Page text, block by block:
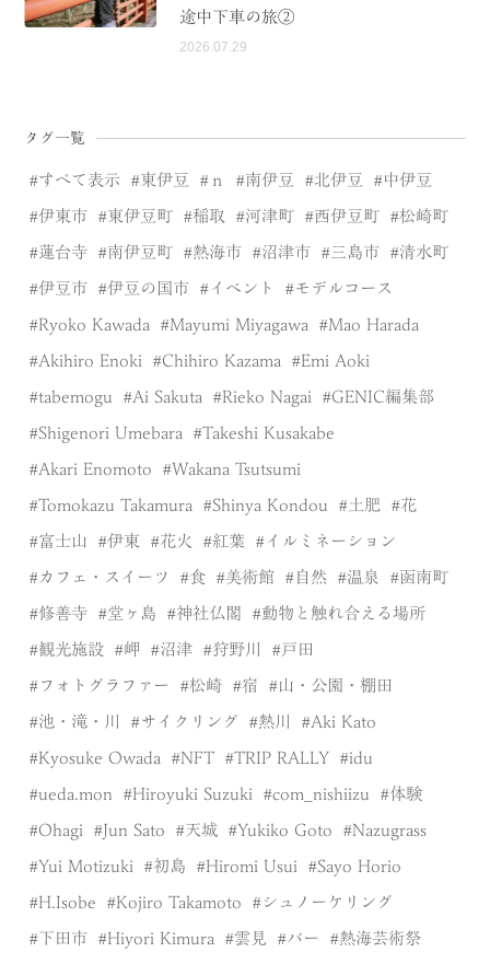
途中下車の旅②
2026.07.29
タグ一覧
すべて表示 東伊豆 ｎ 南伊豆 北伊豆 中伊豆
伊東市 東伊豆町 稲取 河津町 西伊豆町 松崎町
蓮台寺 南伊豆町 熱海市 沼津市 三島市 清水町
伊豆市 伊豆の国市 イベント モデルコース
Ryoko Kawada Mayumi Miyagawa Mao Harada
Akihiro Enoki Chihiro Kazama Emi Aoki
tabemogu Ai Sakuta Rieko Nagai GENIC編集部
Shigenori Umebara Takeshi Kusakabe
Akari Enomoto Wakana Tsutsumi
Tomokazu Takamura Shinya Kondou 土肥 花
富士山 伊東 花火 紅葉 イルミネーション
カフェ・スイーツ 食 美術館 自然 温泉 函南町
修善寺 堂ヶ島 神社仏閣 動物と触れ合える場所
観光施設 岬 沼津 狩野川 戸田
フォトグラファー 松崎 宿 山・公園・棚田
池・滝・川 サイクリング 熱川 Aki Kato
Kyosuke Owada NFT TRIP RALLY idu
ueda.mon Hiroyuki Suzuki com_nishiizu 体験
Ohagi Jun Sato 天城 Yukiko Goto Nazugrass
Yui Motizuki 初島 Hiromi Usui Sayo Horio
H.Isobe Kojiro Takamoto シュノーケリング
下田市 Hiyori Kimura 雲見 バー 熱海芸術祭